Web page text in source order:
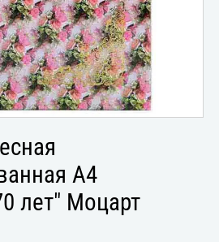
А4
лет" Моцарт